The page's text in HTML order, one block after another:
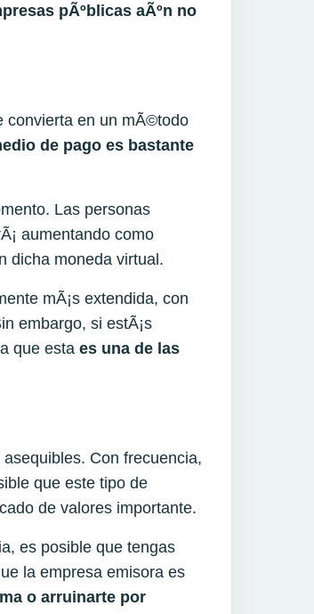
pÃºblicas aÃºn no
convierta en un mÃ©todo
de pago es bastante
Las personas
aumentando como
dicha moneda virtual.
mÃ¡s extendida, con
embargo, si estÃ¡s
que esta es una de las
Con frecuencia,
que este tipo de
de valores importante.
es posible que tengas
la empresa emisora es
o arruinarte por